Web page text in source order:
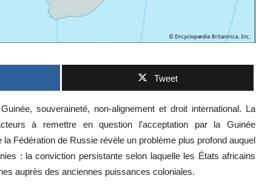
Tweet
souveraineté, non-alignement et droit international. La
à remettre en question l’acceptation par la Guinée
Fédération de Russie révèle un problème plus profond auquel
: la conviction persistante selon laquelle les États africains
auprès des anciennes puissances coloniales.